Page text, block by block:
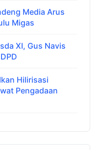
Media Arus
Migas
XI, Gus Navis
Hilirisasi
Pengadaan